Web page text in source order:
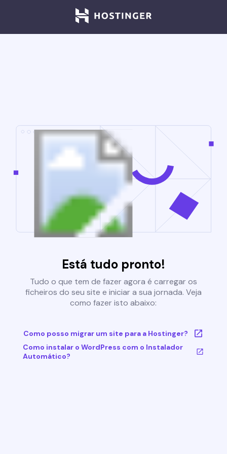
Está tudo pronto!
Tudo o que tem de fazer agora é carregar os
ficheiros do seu site e iniciar a sua jornada. Veja
como fazer isto abaixo:
Como posso migrar um site para a Hostinger?
Como instalar o WordPress com o Instalador
Automático?